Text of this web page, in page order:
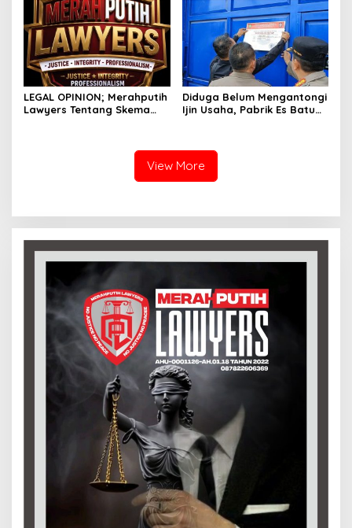
Ketegasan Polres
Indramayu, Jangan
Biarkan Keadilan
Dipertanyakan
MEMBANGUN MASA DEPAN
LEGAL OPINION; Merahputih
Lawyers Tentang Skema
Diduga Belum Mengantongi
Ijin Usaha, ‎Pabrik Es Batu
View More